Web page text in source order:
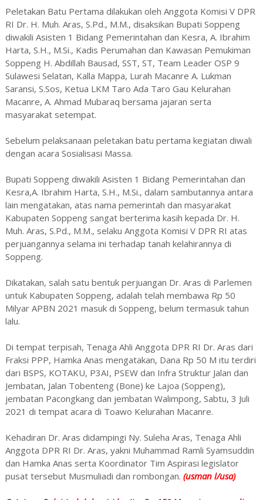
Peletakan Batu Pertama dilakukan oleh Anggota Komisi V DPR
RI Dr. H. Muh. Aras, S.Pd., M.M., disaksikan Bupati Soppeng
diwakili Asisten 1 Bidang Pemerintahan dan Kesra, A. Ibrahim
Harta, S.H., M.Si., Kadis Perumahan dan Kawasan Pemukiman
Soppeng H. Abdillah Bausad, SST, ST, Team Leader OSP 9
Sulawesi Selatan, Kalla Mappa, Lurah Macanre A. Lukman
Saransi, S.Sos, Ketua LKM Taro Ada Taro Gau Kelurahan
Macanre, A. Ahmad Mubaraq bersama jajaran serta
masyarakat setempat.
Sebelum pelaksanaan peletakan batu pertama kegiatan diwali
dengan acara Sosialisasi Massa.
Bupati Soppeng diwakili Asisten 1 Bidang Pemerintahan dan
Kesra,A. Ibrahim Harta, S.H., M.Si., dalam sambutannya antara
lain mengatakan, atas nama pemerintah dan masyarakat
Kabupaten Soppeng sangat berterima kasih kepada Dr. H.
Muh. Aras, S.Pd., M.M., selaku Anggota Komisi V DPR RI atas
perjuangannya selama ini terhadap tanah kelahirannya di
Soppeng.
Dikatakan, salah satu bentuk perjuangan Dr. Aras di Parlemen
untuk Kabupaten Soppeng, adalah telah membawa Rp 50
Milyar APBN 2021 masuk di Soppeng, belum termasuk tahun
lalu.
Di tempat terpisah, Tenaga Ahli Anggota DPR RI Dr. Aras dari
Fraksi PPP, Hamka Anas mengatakan, Dana Rp 50 M itu terdiri
dari BSPS, KOTAKU, P3AI, PSEW dan Infra Struktur Jalan dan
Jembatan, Jalan Tobenteng (Bone) ke Lajoa (Soppeng),
jembatan Pacongkang dan jembatan Walimpong, Sabtu, 3 Juli
2021 di tempat acara di Toawo Kelurahan Macanre.
Kehadiran Dr. Aras didampingi Ny. Suleha Aras, Tenaga Ahli
Anggota DPR RI Dr. Aras, yakni Muhammad Ramli Syamsuddin
dan Hamka Anas serta Koordinator Tim Aspirasi legislator
pusat tersebut Musmuliadi dan rombongan. (usman l/usa)